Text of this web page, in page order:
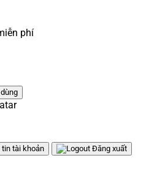
phí
tin tài khoản Đăng xuất